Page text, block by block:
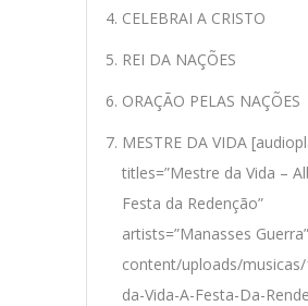
CELEBRAI A CRISTO
REI DA NAÇÕES
ORAÇÃO PELAS NAÇÕES
MESTRE DA VIDA
titles=”Mestre da Vida –
Festa da Redenção”
artists=”Manasses
content/uploads/
da-Vida-A-Festa-Da-